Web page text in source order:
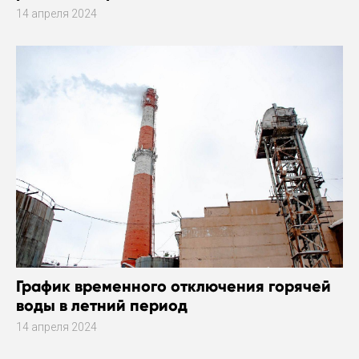
14 апреля 2024
График временного отключения горячей
воды в летний период
14 апреля 2024